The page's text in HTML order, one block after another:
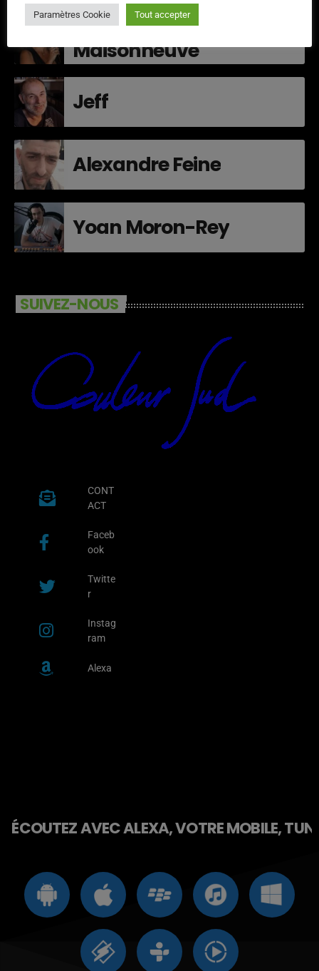
Veronique de La
Maisonneuve
Jeff
Alexandre Feine
Yoan Moron-Rey
SUIVEZ-NOUS
CONT
ACT
Faceb
ook
Twitte
r
Instag
ram
Alexa
ÉCOUTEZ AVEC ALEXA, VOTRE MOBILE,
Paramètres Cookie Tout accepter